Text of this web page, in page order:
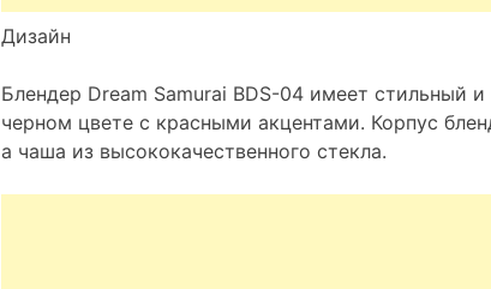
Дизайн
Блендер Dream Samurai BDS-04 имеет стильный
черном цвете с красными акцентами. Корпус
а чаша из высококачественного стекла.